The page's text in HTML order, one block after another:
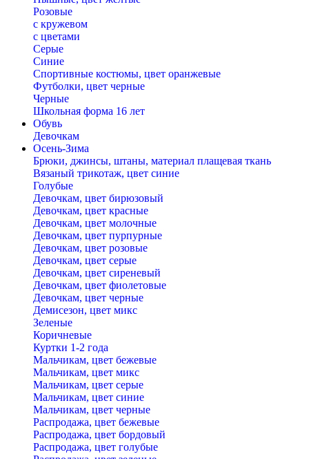
Розовые
с кружевом
с цветами
Серые
Синие
Спортивные костюмы, цвет оранжевые
Футболки, цвет черные
Черные
Школьная форма 16 лет
Обувь
Девочкам
Осень-Зима
Брюки, джинсы, штаны, материал плащевая ткань
Вязаный трикотаж, цвет синие
Голубые
Девочкам, цвет бирюзовый
Девочкам, цвет красные
Девочкам, цвет молочные
Девочкам, цвет пурпурные
Девочкам, цвет розовые
Девочкам, цвет серые
Девочкам, цвет сиреневый
Девочкам, цвет фиолетовые
Девочкам, цвет черные
Демисезон, цвет микс
Зеленые
Коричневые
Куртки 1-2 года
Мальчикам, цвет бежевые
Мальчикам, цвет микс
Мальчикам, цвет серые
Мальчикам, цвет синие
Мальчикам, цвет черные
Распродажа, цвет бежевые
Распродажа, цвет бордовый
Распродажа, цвет голубые